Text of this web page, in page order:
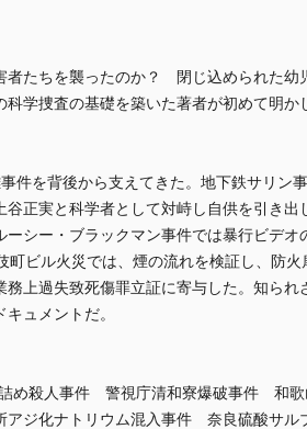
たちを襲ったのか？ 閉じ込められた幼
学捜査の基礎を築いた著者が初めて明か
件を背後から支えてきた。地下鉄サリン事
正実と科学者として対峙し自供を引き出
シー・ブラックマン事件では暴行ビデオ
ビル火災では、煙の流れを検証し、防火
上過失致死傷罪立証に寄与した。知られ
ュメントだ。
め殺人事件 警視庁清和寮爆破事件 和歌
ジ化ナトリウム混入事件 奈良硫酸サル